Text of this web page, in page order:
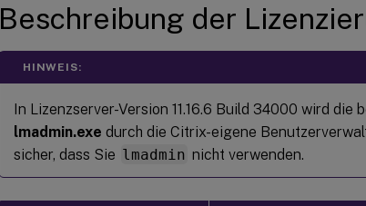
Beschreibung der
HINWEIS:
In Lizenzserver-Version 11.16.6 Build 34000 wird die
lmadmin.exe durch die Citrix-eigene
sicher, dass Sie lmadmin nicht verwenden.